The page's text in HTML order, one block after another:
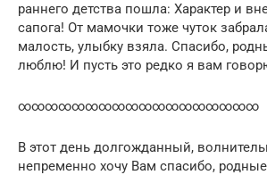
раннего детства пошла: Характер и
сапога! От мамочки тоже чуток
малость, улыбку взяла. Спасибо,
люблю! И пусть это редко я вам
∞∞∞∞∞∞∞∞∞∞∞∞∞∞∞∞∞∞
В этот день долгожданный,
непременно хочу Вам спасибо,